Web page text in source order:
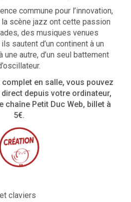
commune pour l’innovation,
scène jazz ont cette passion
des musiques venues
ils sautent d’un continent à un
une autre, d’un seul battement
en salle, vous pouvez
depuis votre ordinateur,
chaîne Petit Duc Web, billet à
5€.
claviers